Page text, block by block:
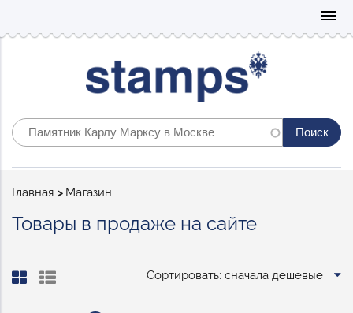
menu
Строка
Главная Магазин
Товары в продаже на сайте
Сортировать: сначала дешевые